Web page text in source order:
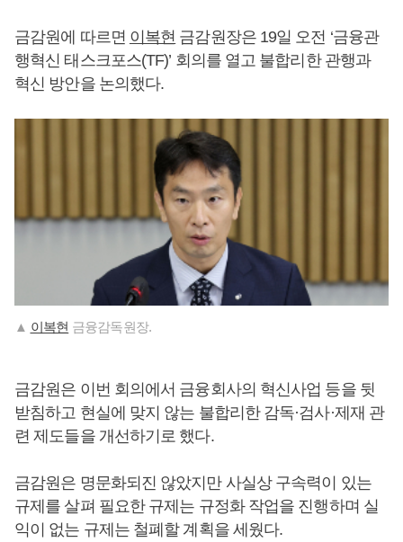
금감원에 따르면 이복현 금감원장은 19일 오전 ‘금융관
행혁신 태스크포스(TF)’ 회의를 열고 불합리한 관행과
혁신 방안을 논의했다.
▲ 이복현 금융감독원장.
금감원은 이번 회의에서 금융회사의 혁신사업 등을 뒷
받침하고 현실에 맞지 않는 불합리한 감독·검사·제재 관
련 제도들을 개선하기로 했다.
금감원은 명문화되진 않았지만 사실상 구속력이 있는
규제를 살펴 필요한 규제는 규정화 작업을 진행하며 실
익이 없는 규제는 철폐할 계획을 세웠다.